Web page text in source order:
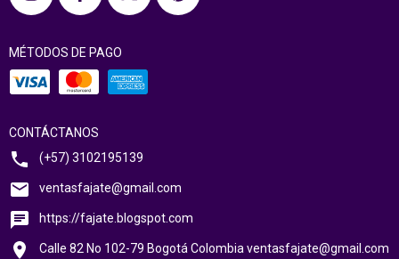
MÉTODOS DE PAGO
CONTÁCTANOS
(+57) 3102195139
ventasfajate@gmail.com
https://fajate.blogspot.com
Calle 82 No 102-79 Bogotá Colombia ventasfajate@gmail.com